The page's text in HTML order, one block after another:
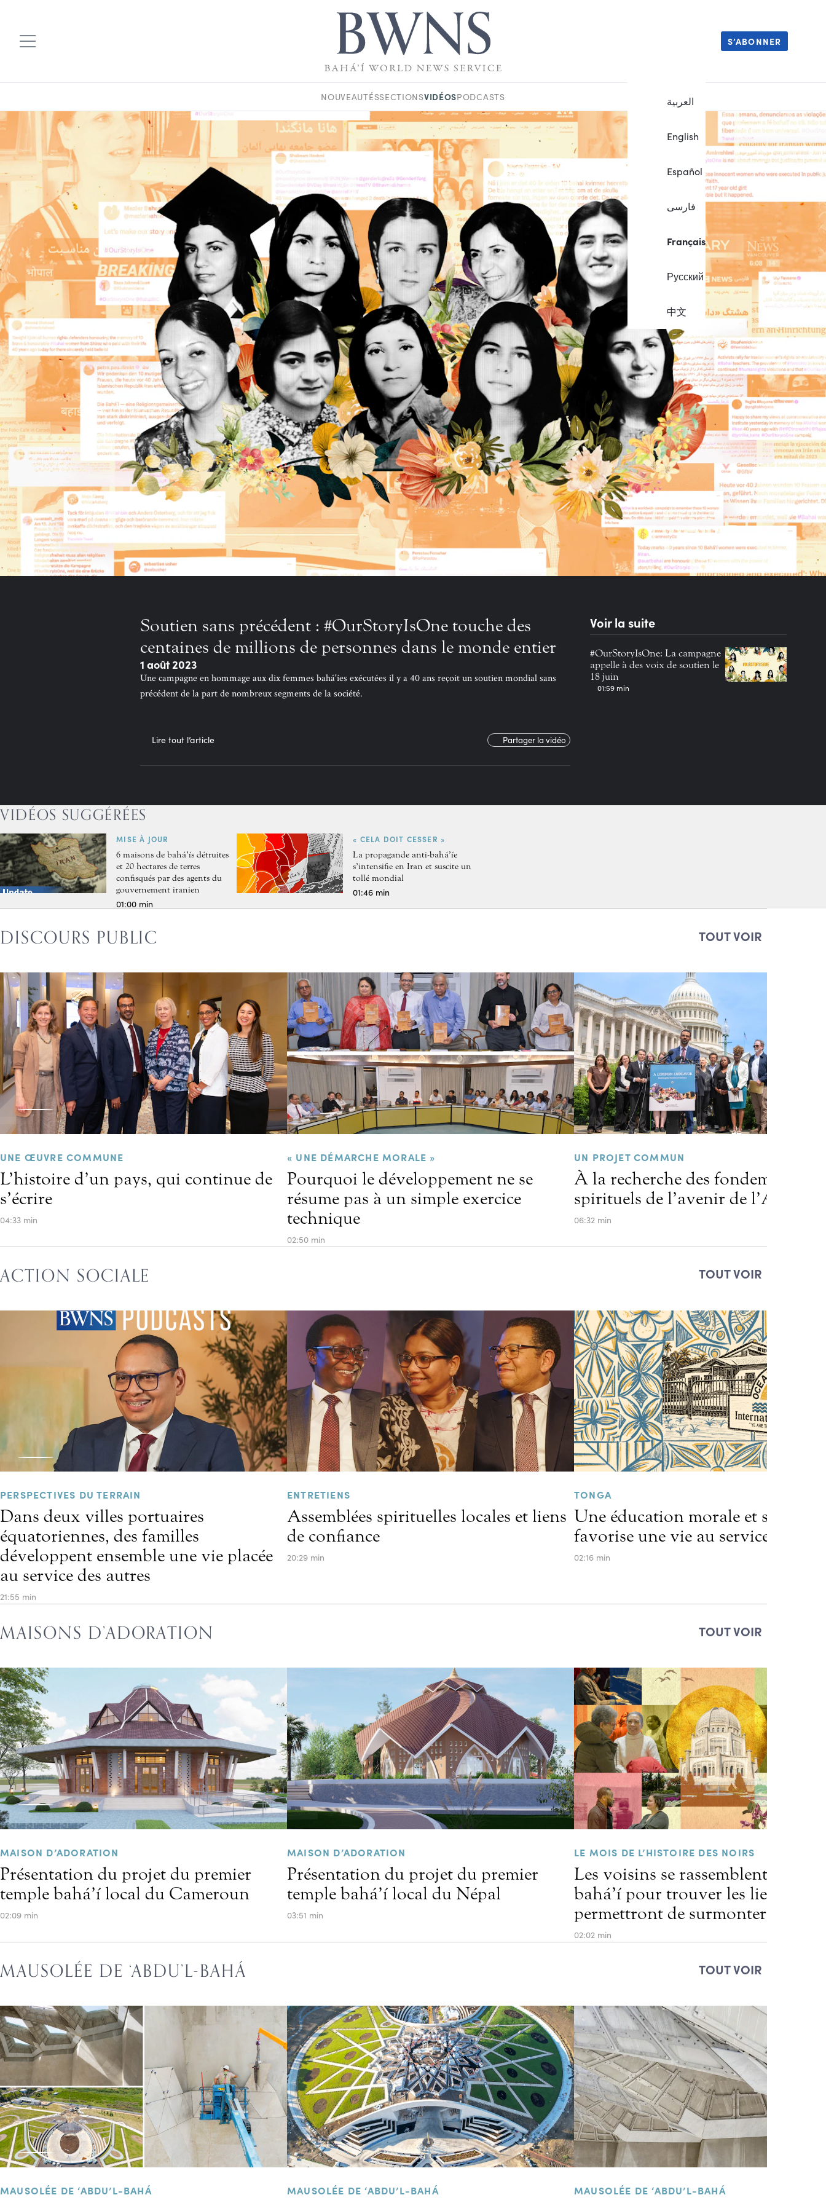
العربية
English
Español
فارسی
Français
Русский
中文
S’ABONNER
NOUVEAUTÉSSECTIONSVIDÉOSPODCASTS
Soutien sans précédent : #OurStoryIsOne touche des
centaines de millions de personnes dans le monde entier
1 août 2023
Une campagne en hommage aux dix femmes bahá'íes exécutées il y a 40 ans reçoit un soutien mondial sans
précédent de la part de nombreux segments de la société.
Lire tout l’article Partager la vidéo
Voir la suite
#OurStoryIsOne: La campagne
appelle à des voix de soutien le
18 juin
01:59 min
VIDÉOS SUGGÉRÉES
MISE À JOUR
6 maisons de bahá’ís détruites
et 20 hectares de terres
confisqués par des agents du
gouvernement iranien
01:00 min
« CELA DOIT CESSER »
La propagande anti-bahá’íe
s’intensifie en Iran et suscite un
tollé mondial
01:46 min
DISCOURS PUBLIC TOUT VOIR
UNE ŒUVRE COMMUNE
L’histoire d’un pays, qui continue de
s’écrire
04:33 min
« UNE DÉMARCHE MORALE »
Pourquoi le développement ne se
résume pas à un simple exercice
technique
02:50 min
UN PROJET COMMUN
À la recherche des fondements
spirituels de l’avenir de
06:32 min
ACTION SOCIALE TOUT VOIR
PERSPECTIVES DU TERRAIN
Dans deux villes portuaires
équatoriennes, des familles
développent ensemble une vie placée
au service des autres
21:55 min
ENTRETIENS
Assemblées spirituelles locales et liens
de confiance
20:29 min
TONGA
Une éducation morale et scolaire
favorise une vie au service des
02:16 min
MAISONS D’ADORATION TOUT VOIR
MAISON D’ADORATION
Présentation du projet du premier
temple bahá’í local du Cameroun
02:09 min
MAISON D’ADORATION
Présentation du projet du premier
temple bahá’í local du Népal
03:51 min
LE MOIS DE L’HISTOIRE DES NOIRS
Les voisins se rassemblent au
bahá’í pour trouver les liens qui
permettront de surmonter les
02:02 min
MAUSOLÉE DE ‘ABDU’L-BAHÁ TOUT VOIR
MAUSOLÉE DE ‘ABDU’L-BAHÁ MAUSOLÉE DE ‘ABDU’L-BAHÁ MAUSOLÉE DE ‘ABDU’L-BAHÁ